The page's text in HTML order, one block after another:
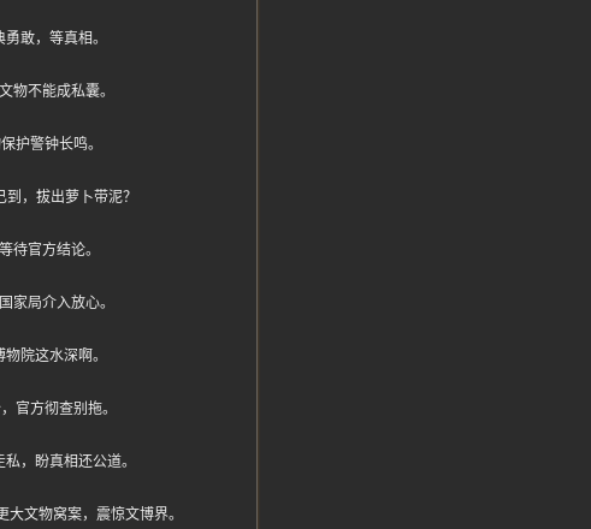
敢，等真相。
物不能成私囊。
护警钟长鸣。
，拔出萝卜带泥？
待官方结论。
家局介入放心。
院这水深啊。
官方彻查别拖。
，盼真相还公道。
文物窝案，震惊文博界。